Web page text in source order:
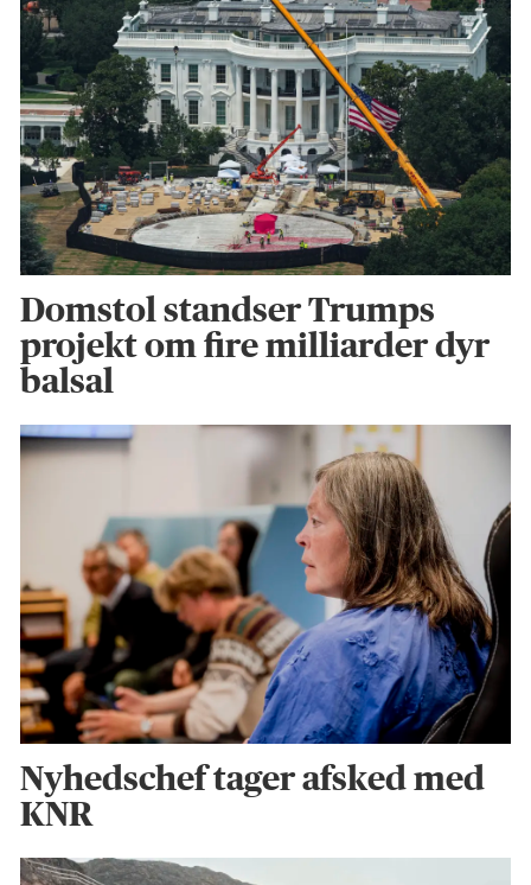
Domstol standser Trumps
projekt om fire milliarder dyr
balsal
Nyhedschef tager afsked med
KNR